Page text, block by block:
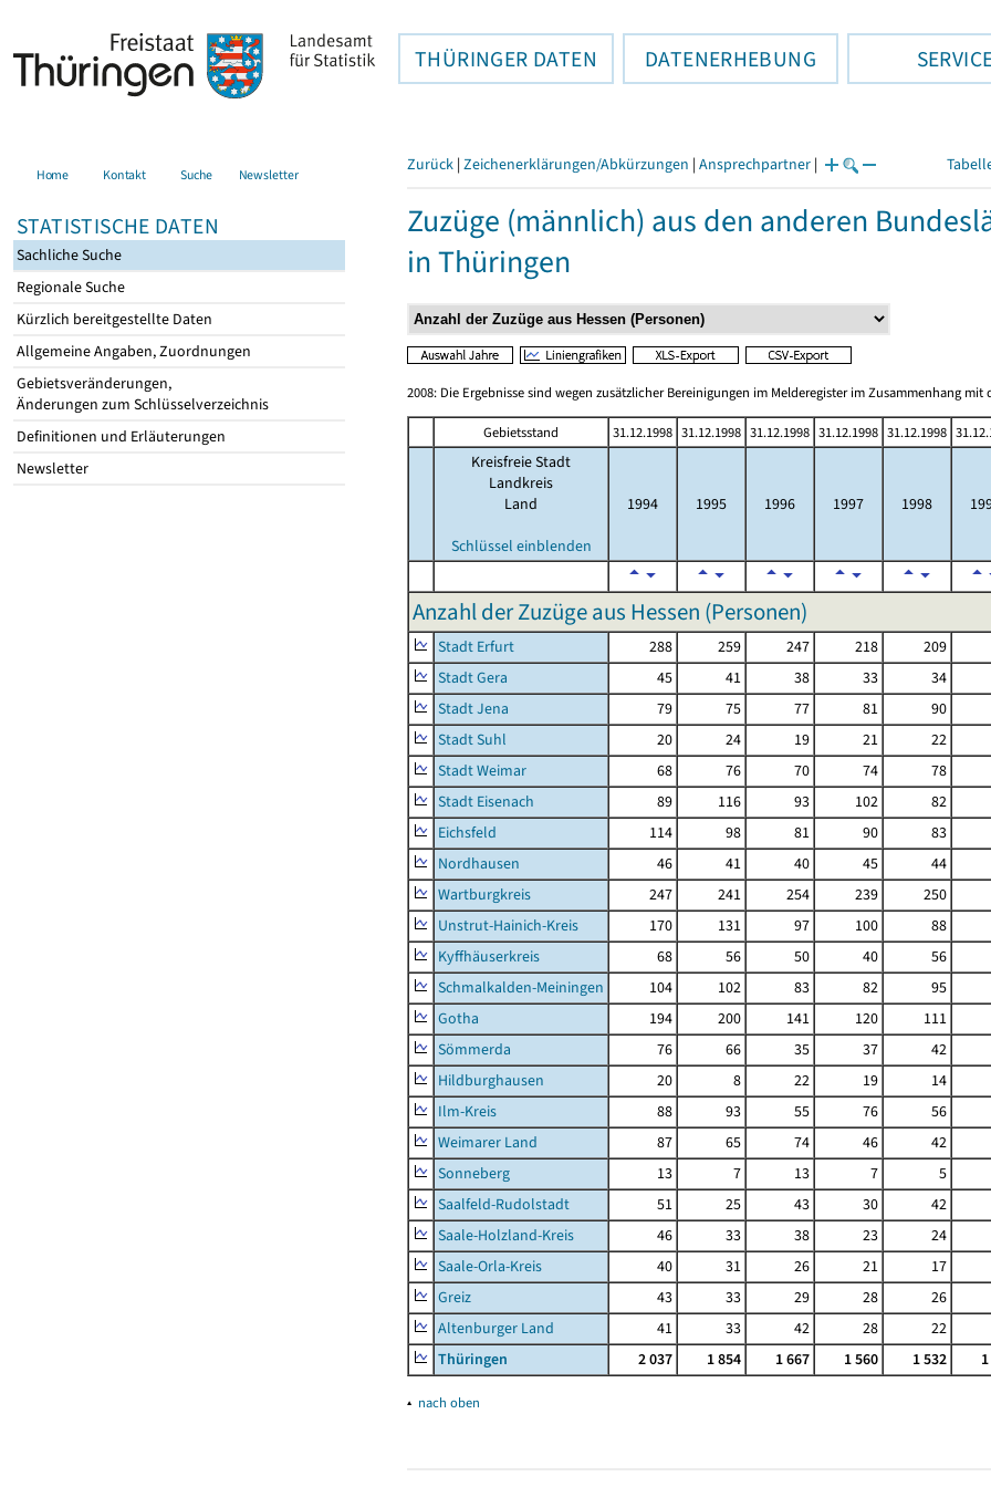
THÜRINGER DATEN DATENERHEBUNG
Home Kontakt Suche Newsletter
STATISTISCHE DATEN
Sachliche Suche
Regionale Suche
Kürzlich bereitgestellte Daten
Allgemeine Angaben, Zuordnungen
Gebietsveränderungen,
Änderungen zum Schlüsselverzeichnis
Definitionen und Erläuterungen
Newsletter
Zurück | Zeichenerklärungen/Abkürzungen | Ansprechpartner |
Zuzüge (männlich) aus den anderen
in Thüringen
2008: Die Ergebnisse sind wegen zusätzlicher Bereinigungen im Melderegister im Zusammenhang
Gebietsstand 31.12.1998 31.12.1998 31.12.1998 31.12.1998 31.12.1998
Kreisfreie Stadt
Landkreis
Land
Schlüssel einblenden
1994 1995 1996 1997 1998
Anzahl der Zuzüge aus Hessen (Personen)
Stadt Erfurt 288 259 247 218 209
Stadt Gera
45 41 38 33 34
Stadt Jena
79 75 77 81 90
Stadt Suhl
20 24 19 21 22
Stadt Weimar
68 76 70 74 78
Stadt Eisenach
89 116 93 102 82
Eichsfeld
114 98 81 90 83
Nordhausen
46 41 40 45 44
Wartburgkreis
247 241 254 239 250
Unstrut-Hainich-Kreis
170 131 97 100 88
Kyffhäuserkreis
68 56 50 40 56
Schmalkalden-Meiningen
104 102 83 82 95
Gotha
194 200 141 120 111
Sömmerda
76 66 35 37 42
Hildburghausen
20 8 22 19 14
Ilm-Kreis
88 93 55 76 56
Weimarer Land
87 65 74 46 42
Sonneberg
13 7 13 7 5
Saalfeld-Rudolstadt
51 25 43 30 42
Saale-Holzland-Kreis
46 33 38 23 24
Saale-Orla-Kreis
40 31 26 21 17
Greiz
43 33 29 28 26
Altenburger Land
41 33 42 28 22
Thüringen
2 037 1 854 1 667 1 560 1 532
▴ nach oben